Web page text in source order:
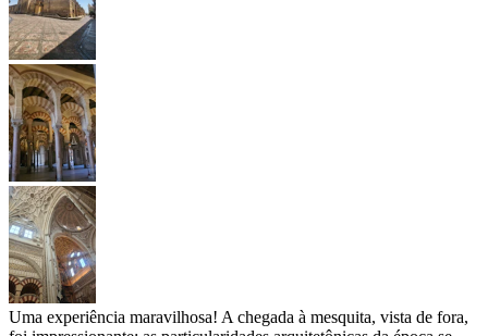
Uma experiência maravilhosa! A chegada à mesquita, vista de fora,